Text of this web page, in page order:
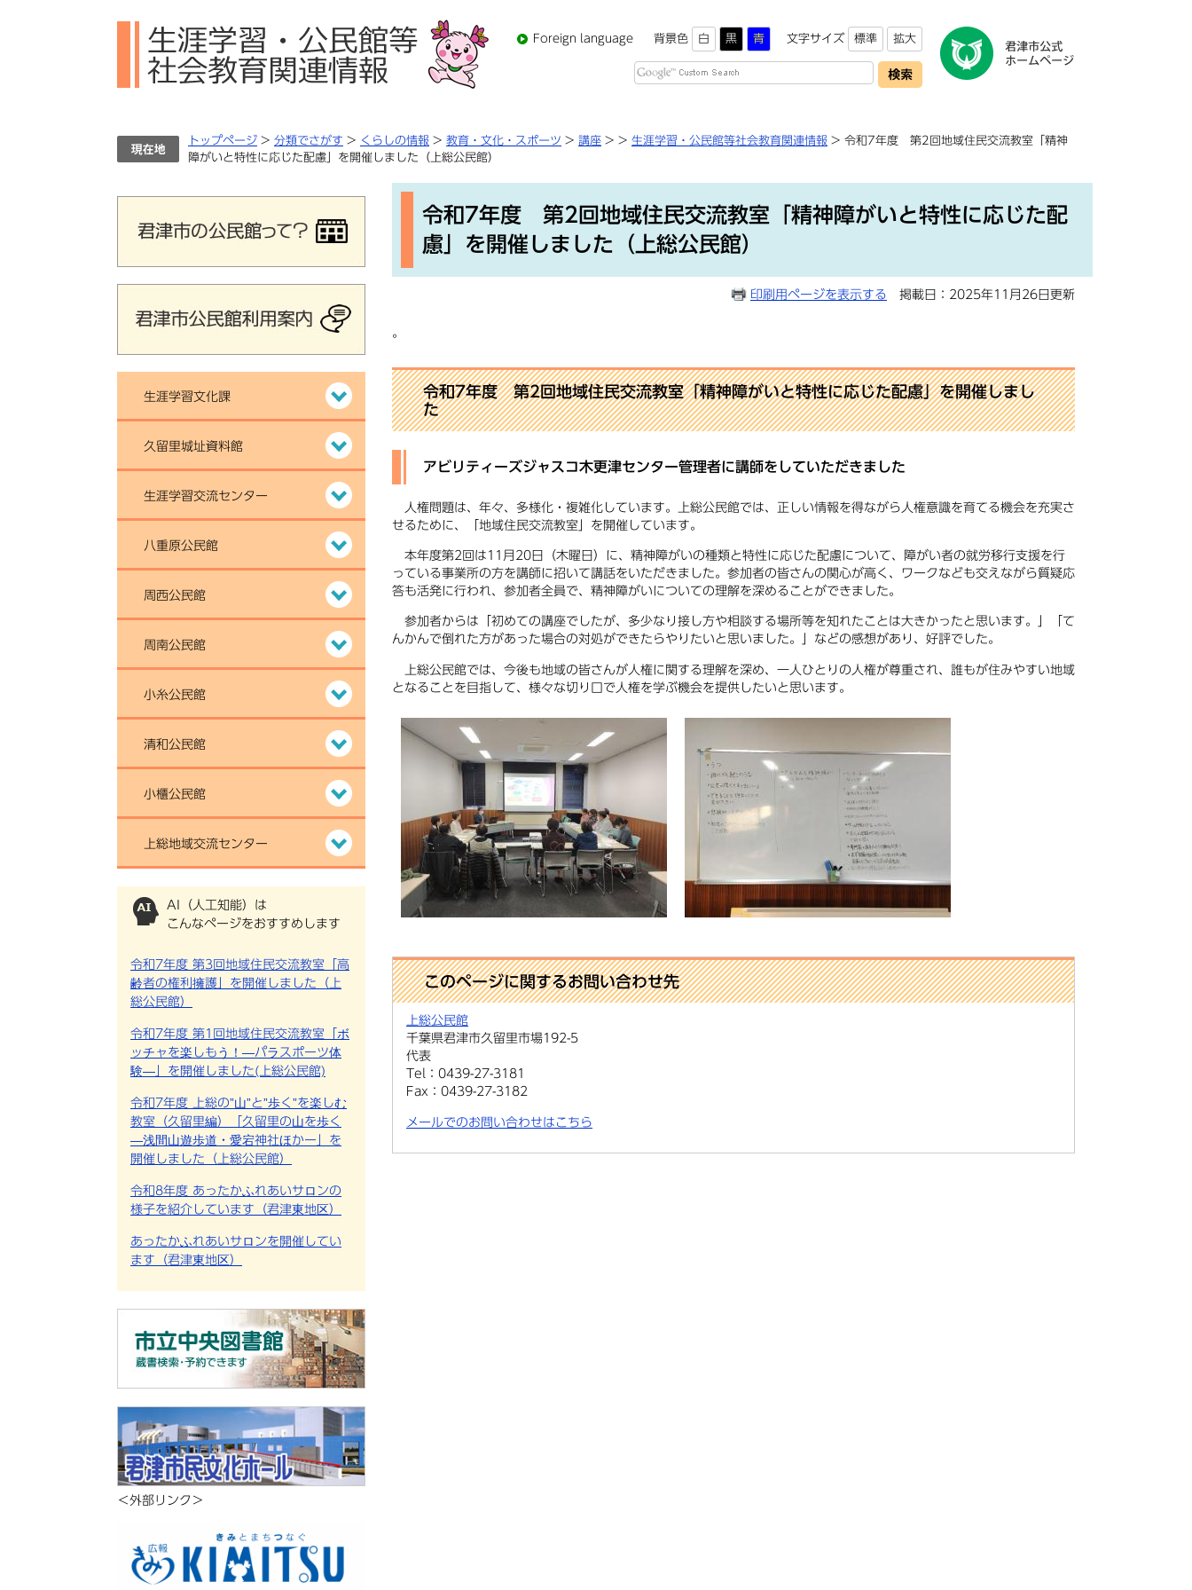
Foreign language 背景色 白 黒 青 文字サイズ 標準 拡大
タ
トップページ > 分類でさがす > くらしの情報 > 教育・文化・スポーツ > 講座 > > 生涯学習・公民館等社会教育関連情報 > 令和7年度 第2回地域住民交流教室「精神
障がいと特性に応じた配慮」を開催しました（上総公民館）
生涯学習文化課
久留里城址資料館
生涯学習交流センター
八重原公民館
周西公民館
周南公民館
小糸公民館
清和公民館
小櫃公民館
上総地域交流センター
AI（人工知能）は
こんなページをおすすめします
令和7年度 第3回地域住民交流教室「高
齢者の権利擁護」を開催しました（上
総公民館）
令和7年度 第1回地域住民交流教室「ボ
ッチャを楽しもう！―パラスポーツ体
験―」を開催しました(上総公民館)
令和7年度 上総の”山”と”歩く”を楽しむ
教室（久留里編）「久留里の山を歩く
―浅間山遊歩道・愛宕神社ほかー」を
開催しました（上総公民館）
令和8年度 あったかふれあいサロンの
様子を紹介しています（君津東地区）
あったかふれあいサロンを開催してい
ます（君津東地区）
＜外部リンク＞
本
令和7年度 第2回地域住民交流教室「精神障がいと特性に応じた配
慮」を開催しました（上総公民館）
印刷用ページを表示する 掲載日：2025年11月26日更新
。
令和7年度 第2回地域住民交流教室「精神障がいと特性に応じた配慮」を開催しまし
た
アビリティーズジャスコ木更津センター管理者に講師をしていただきました
人権問題は、年々、多様化・複雑化しています。上総公民館では、正しい情報を得ながら人権意識を育てる機会を充実さ
せるために、「地域住民交流教室」を開催しています。
本年度第2回は11月20日（木曜日）に、精神障がいの種類と特性に応じた配慮について、障がい者の就労移行支援を行
っている事業所の方を講師に招いて講話をいただきました。参加者の皆さんの関心が高く、ワークなども交えながら質疑応
答も活発に行われ、参加者全員で、精神障がいについての理解を深めることができました。
参加者からは「初めての講座でしたが、多少なり接し方や相談する場所等を知れたことは大きかったと思います。」「て
んかんで倒れた方があった場合の対処ができたらやりたいと思いました。」などの感想があり、好評でした。
上総公民館では、今後も地域の皆さんが人権に関する理解を深め、一人ひとりの人権が尊重され、誰もが住みやすい地域
となることを目指して、様々な切り口で人権を学ぶ機会を提供したいと思います。
このページに関するお問い合わせ先
上総公民館
代表
千葉県君津市久留里市場192-5
Tel：0439-27-3181
Fax：0439-27-3182
メールでのお問い合わせはこちら